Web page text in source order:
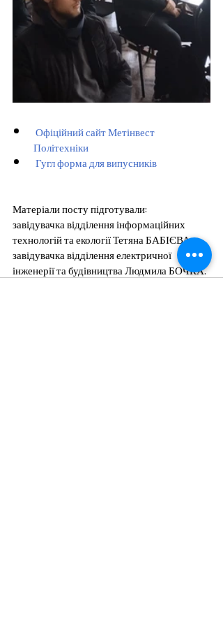
Офіційний сайт Метінвест
Політехніки
Гугл форма для випусників
Матеріали посту підготували:
завідувачка відділення інформаційних
технологій та екології Тетяна БАБІЄВА;
завідувачка відділення електричної
інженерії та будівництва Людмила БОЧКА.